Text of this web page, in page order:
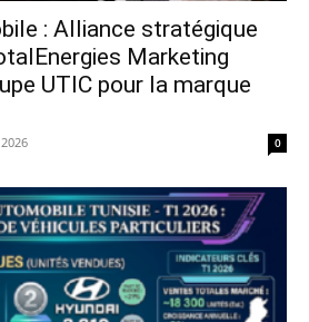
: Alliance stratégique
Marketing
UTIC pour la marque
0